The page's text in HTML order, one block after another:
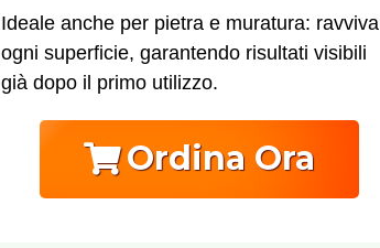
Ideale anche per pietra e muratura: ravviva
ogni superficie, garantendo risultati visibili
già dopo il primo utilizzo.
Ordina Ora